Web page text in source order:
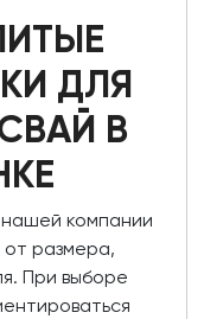
ДЛЯ
В
компании
от размера,
При выборе